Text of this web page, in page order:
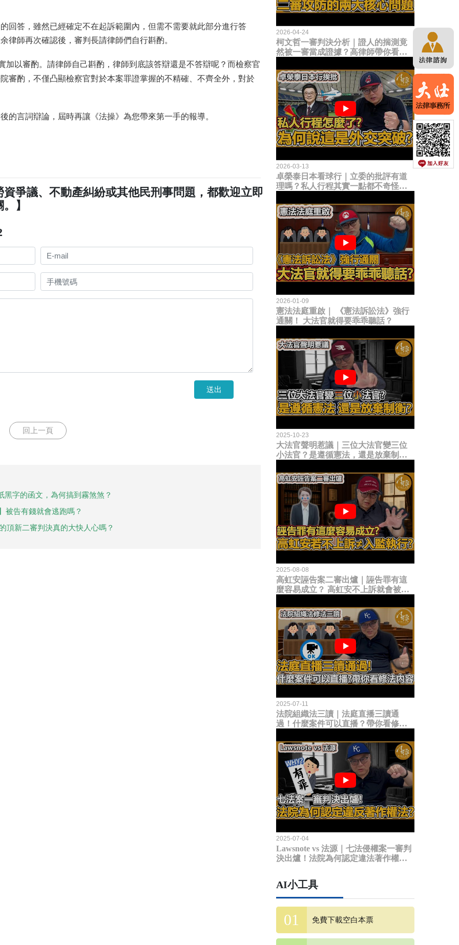
回答，雖然已經確定不在起訴範圍內，但需不需要就此部分進行答
律師再次確認後，審判長請律師們自行斟酌。
加以審酌。請律師自己斟酌，律師到底該答辯還是不答辯呢？而檢察官
審酌，不僅凸顯檢察官對於本案罪證掌握的不精確、不齊全外，對於
的言詞辯論，屆時再讓《法操》為您帶來第一手的報導。
爭議、不動產糾紛或其他民刑事問題，都歡迎立即
】
送出
回上一頁
字的函文，為何搞到霧煞煞？
被告有錢就會逃跑嗎？
頂新二審判決真的大快人心嗎？
2026-04-24
柯文哲一審判決分析｜證人的揣測竟
然被一審當成證據？高律師帶你看未
2026-03-13
卓榮泰日本看球行｜立委的批評有道
理嗎？私人行程其實一點都不奇怪？
2026-01-09
憲法法庭重啟｜ 《憲法訴訟法》強行
通關！ 大法官就得要乖乖聽話？
2025-10-23
大法官聲明惹議｜三位大法官變三位
小法官？是遵循憲法，還是放棄制衡
2025-08-08
高虹安誣告案二審出爐｜誣告罪有這
麼容易成立？ 高虹安不上訴就會被
2025-07-11
法院組織法三讀｜法庭直播三讀通
過！什麼案件可以直播？帶你看修法
2025-07-04
Lawsnote vs 法源｜七法侵權案一審判
決出爐！法院為何認定違法著作權
AI小工具
免費下載空白本票